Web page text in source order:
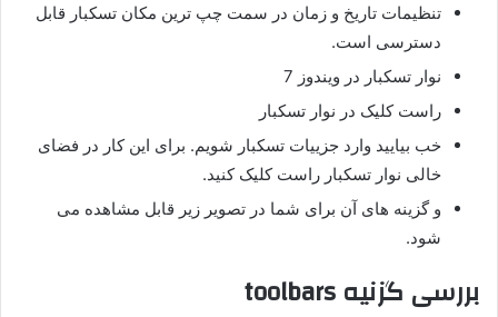
تنظیمات تاریخ و زمان در سمت چپ ترین مکان تسکبار قابل
دسترسی است.
نوار تسکبار در ویندوز 7
راست کلیک در نوار تسکبار
خب بیایید وارد جزییات تسکبار شویم. برای این کار در فضای
خالی نوار تسکبار راست کلیک کنید.
و گزینه های آن برای شما در تصویر زیر قابل مشاهده می
شود.
بررسی گزنیه toolbars